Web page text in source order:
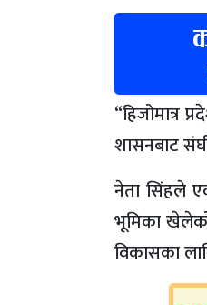
“हिजोमात्र
शासनबाट
नेता सिंहले
भूमिका
विकासका